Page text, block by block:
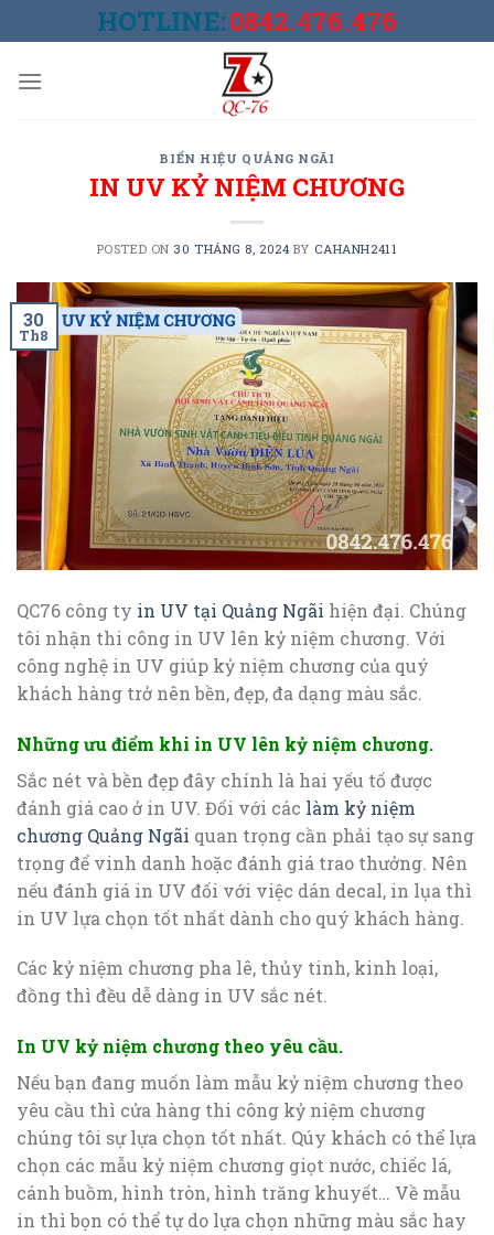
to
HOTLINE:0842.476.476
BIỂN HIỆU QUẢNG NGÃI
IN UV KỶ NIỆM CHƯƠNG
POSTED ON 30 THÁNG 8, 2024 BY CAHANH2411
30
Th8
QC76 công ty in UV tại Quảng Ngãi hiện đại. Chúng
tôi nhận thi công in UV lên kỷ niệm chương. Với
công nghệ in UV giúp kỷ niệm chương của quý
khách hàng trở nên bền, đẹp, đa dạng màu sắc.
Những ưu điểm khi in UV lên kỷ niệm chương.
Sắc nét và bền đẹp đây chính là hai yếu tố được
đánh giá cao ở in UV. Đối với các làm kỷ niệm
chương Quảng Ngãi quan trọng cần phải tạo sự sang
trọng để vinh danh hoặc đánh giá trao thưởng. Nên
nếu đánh giá in UV đối với việc dán decal, in lụa thì
in UV lựa chọn tốt nhất dành cho quý khách hàng.
Các kỷ niệm chương pha lê, thủy tinh, kinh loại,
đồng thì đều dễ dàng in UV sắc nét.
In UV kỷ niệm chương theo yêu cầu.
Nếu bạn đang muốn làm mẫu kỷ niệm chương theo
yêu cầu thì cửa hàng thi công kỷ niệm chương
chúng tôi sự lựa chọn tốt nhất. Qúy khách có thể lựa
chọn các mẫu kỷ niệm chương giọt nước, chiếc lá,
cánh buồm, hình tròn, hình trăng khuyết… Về mẫu
in thì bọn có thể tự do lựa chọn những màu sắc hay